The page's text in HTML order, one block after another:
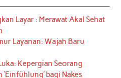
Layar : Merawat Akal Sehat
Layanan: Wajah Baru
Kepergian Seorang
bagi Nakes